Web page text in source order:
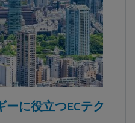
ーに役立つECテク